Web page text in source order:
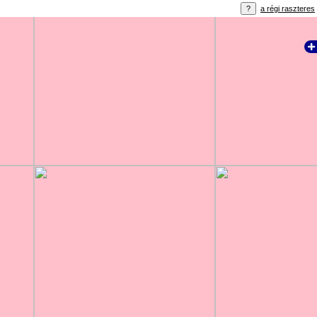
a régi raszteres